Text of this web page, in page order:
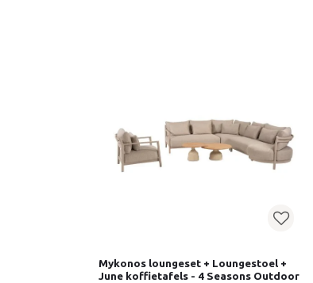
Mykonos loungeset + Loungestoel +
June koffietafels - 4 Seasons Outdoor